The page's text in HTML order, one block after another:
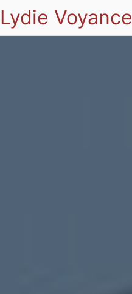
Lydie Voyance